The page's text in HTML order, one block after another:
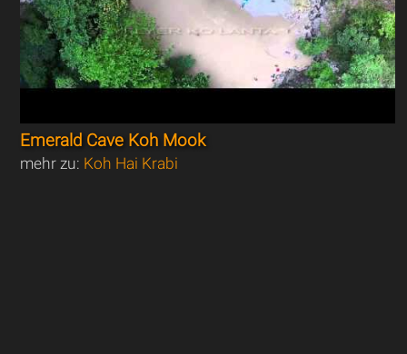
Emerald Cave Koh Mook
mehr zu: Koh Hai Krabi